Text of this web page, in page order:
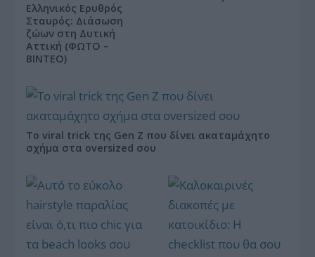
Ελληνικός Ερυθρός
Σταυρός: Διάσωση
ζώων στη Δυτική
Αττική (ΦΩΤΟ –
ΒΙΝΤΕΟ)
Το viral trick της Gen Z που δίνει ακαταμάχητο
σχήμα στα oversized σου